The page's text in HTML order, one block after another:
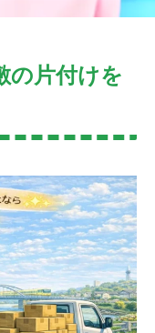
の片付けを